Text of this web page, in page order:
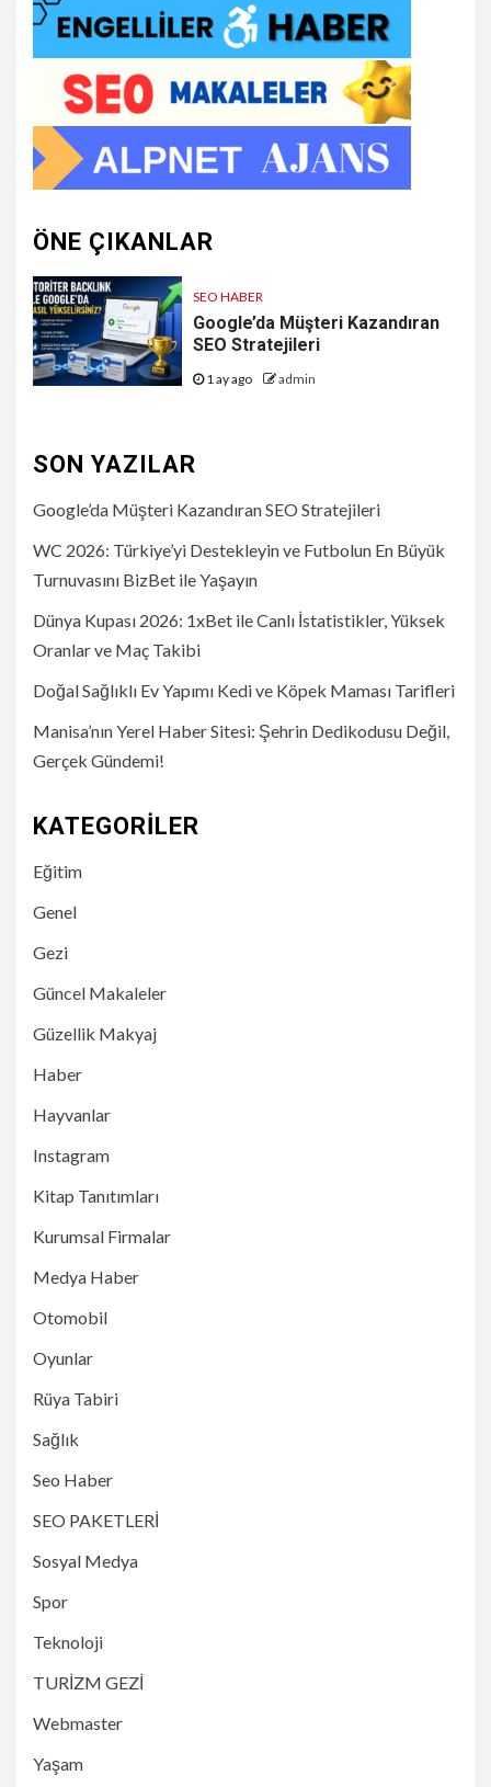
ÖNE ÇIKANLAR
SEO HABER
Google’da Müşteri Kazandıran
SEO Stratejileri
1 ay ago admin
SON YAZILAR
Google’da Müşteri Kazandıran SEO Stratejileri
WC 2026: Türkiye’yi Destekleyin ve Futbolun En Büyük
Turnuvasını BizBet ile Yaşayın
Dünya Kupası 2026: 1xBet ile Canlı İstatistikler, Yüksek
Oranlar ve Maç Takibi
Doğal Sağlıklı Ev Yapımı Kedi ve Köpek Maması Tarifleri
Manisa’nın Yerel Haber Sitesi: Şehrin Dedikodusu Değil,
Gerçek Gündemi!
KATEGORILER
Eğitim
Genel
Gezi
Güncel Makaleler
Güzellik Makyaj
Haber
Hayvanlar
Instagram
Kitap Tanıtımları
Kurumsal Firmalar
Medya Haber
Otomobil
Oyunlar
Rüya Tabiri
Sağlık
Seo Haber
SEO PAKETLERİ
Sosyal Medya
Spor
Teknoloji
TURİZM GEZİ
Webmaster
Yaşam